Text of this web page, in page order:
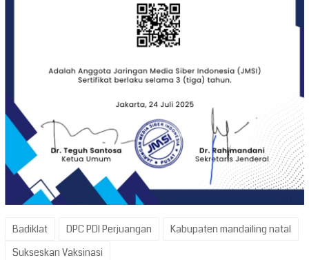
Badiklat DPC PDI Perjuangan
Kabupaten mandailing natal
Sukseskan Vaksinasi